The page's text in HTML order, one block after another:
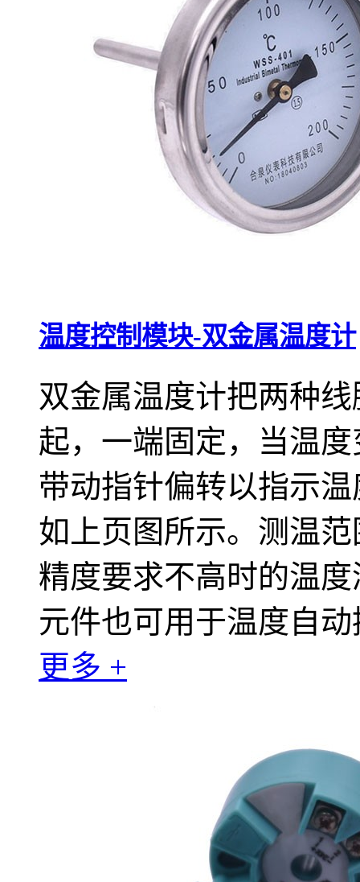
温度控制模块-双金属温度计
双金属温度计把两种
起，一端固定，当温
带动指针偏转以指示
如上页图所示。测温
精度要求不高时的温
元件也可用于温度自
更多 +